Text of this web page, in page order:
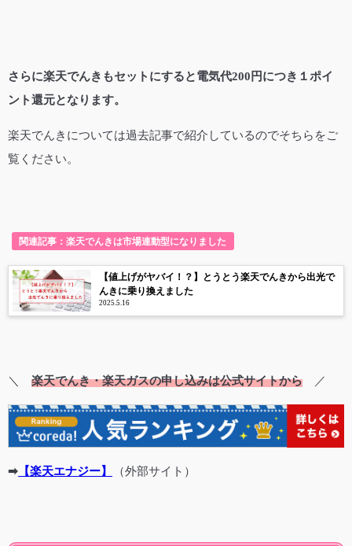
さらに楽天でんきもセットにすると電気代200円につき１ポイ
ント還元となります。
楽天でんきについては過去記事で紹介しているのでそちらをご
覧ください。
関連記事：楽天でんきは市場連動型になりました
【値上げがヤバイ！？】とうとう楽天でんきから出光で
んきに乗り換えました
2025.5.16
＼ 楽天でんき・楽天ガスの申し込みは公式サイトから ／
➡ 【楽天エナジー】 （外部サイト）